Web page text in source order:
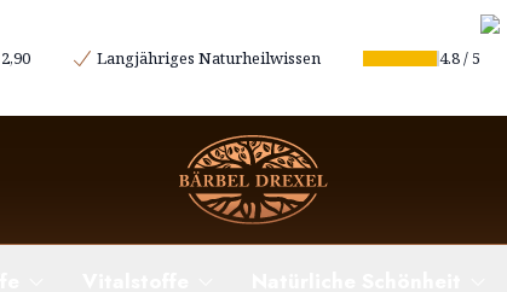
Langjähriges Naturheilwissen 4.8/5